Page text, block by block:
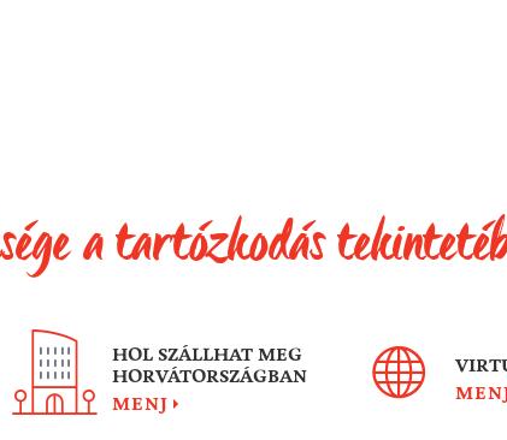
a tartózkodás
HOL SZÁLLHAT MEG
HORVÁTORSZÁGBAN
MENJ